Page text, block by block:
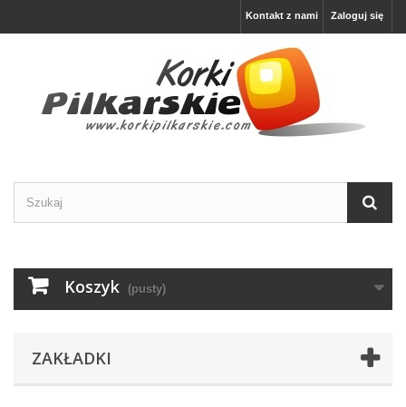
Zaloguj się
Kontakt z nami
Koszyk (pusty)
ZAKŁADKI